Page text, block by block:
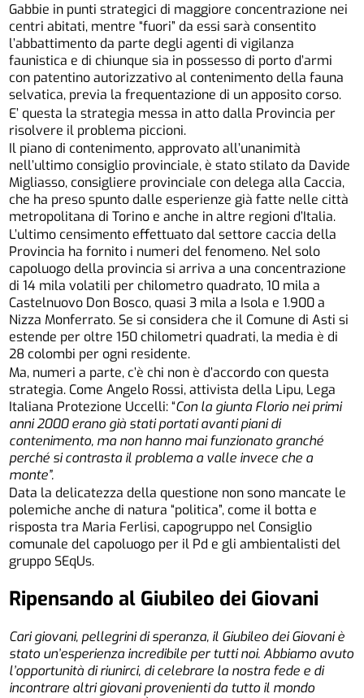
Gabbie in punti strategici di maggiore concentrazione nei
centri abitati, mentre “fuori” da essi sarà consentito
l’abbattimento da parte degli agenti di vigilanza
faunistica e di chiunque sia in possesso di porto d’armi
con patentino autorizzativo al contenimento della fauna
selvatica, previa la frequentazione di un apposito corso.
E’ questa la strategia messa in atto dalla Provincia per
risolvere il problema piccioni.
Il piano di contenimento, approvato all’unanimità
nell’ultimo consiglio provinciale, è stato stilato da Davide
Migliasso, consigliere provinciale con delega alla Caccia,
che ha preso spunto dalle esperienze già fatte nelle città
metropolitana di Torino e anche in altre regioni d’Italia.
L’ultimo censimento effettuato dal settore caccia della
Provincia ha fornito i numeri del fenomeno. Nel solo
capoluogo della provincia si arriva a una concentrazione
di 14 mila volatili per chilometro quadrato, 10 mila a
Castelnuovo Don Bosco, quasi 3 mila a Isola e 1.900 a
Nizza Monferrato. Se si considera che il Comune di Asti si
estende per oltre 150 chilometri quadrati, la media è di
28 colombi per ogni residente.
Ma, numeri a parte, c’è chi non è d’accordo con questa
strategia. Come Angelo Rossi, attivista della Lipu, Lega
Italiana Protezione Uccelli: “Con la giunta Florio nei primi
anni 2000 erano già stati portati avanti piani di
contenimento, ma non hanno mai funzionato granché
perché si contrasta il problema a valle invece che a
monte”.
Data la delicatezza della questione non sono mancate le
polemiche anche di natura “politica”, come il botta e
risposta tra Maria Ferlisi, capogruppo nel Consiglio
comunale del capoluogo per il Pd e gli ambientalisti del
gruppo SEqUs.
Ripensando al Giubileo dei Giovani
Cari giovani, pellegrini di speranza, il Giubileo dei Giovani è
stato un’esperienza incredibile per tutti noi. Abbiamo avuto
l’opportunità di riunirci, di celebrare la nostra fede e di
incontrare altri giovani provenienti da tutto il mondo